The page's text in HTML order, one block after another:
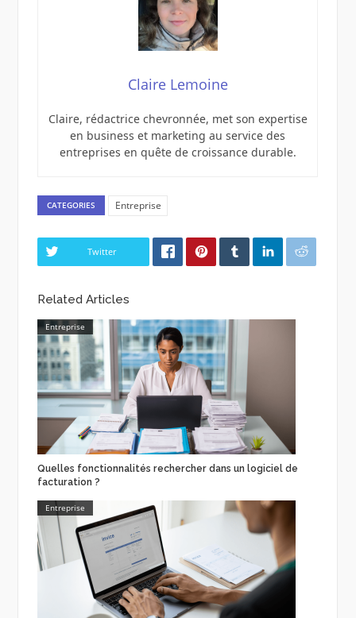
Claire Lemoine
Claire, rédactrice chevronnée, met son expertise
en business et marketing au service des
entreprises en quête de croissance durable.
CATEGORIES Entreprise
Twitter
Related Articles
Entreprise
Quelles fonctionnalités rechercher dans un logiciel de
facturation ?
Entreprise